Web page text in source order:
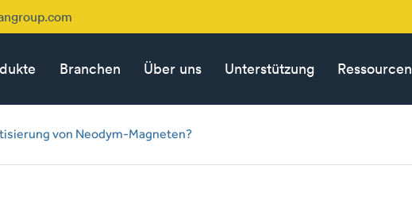
Branchen Über uns Unterstützung Ressourcen
von Neodym-Magneten?